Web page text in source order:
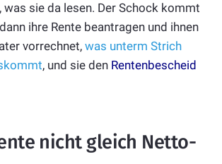
was sie da lesen. Der Schock kommt
ihre Rente beantragen und ihnen
vorrechnet,was unterm Strich
, und sie den Rentenbescheid
nicht gleich Netto-